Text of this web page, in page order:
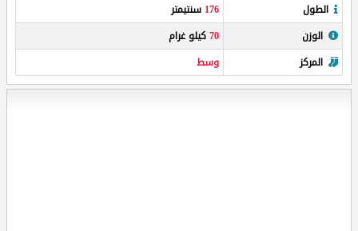
الطول
176 سنتيمتر
الوزن
70كيلو غرام
المركز
وسط